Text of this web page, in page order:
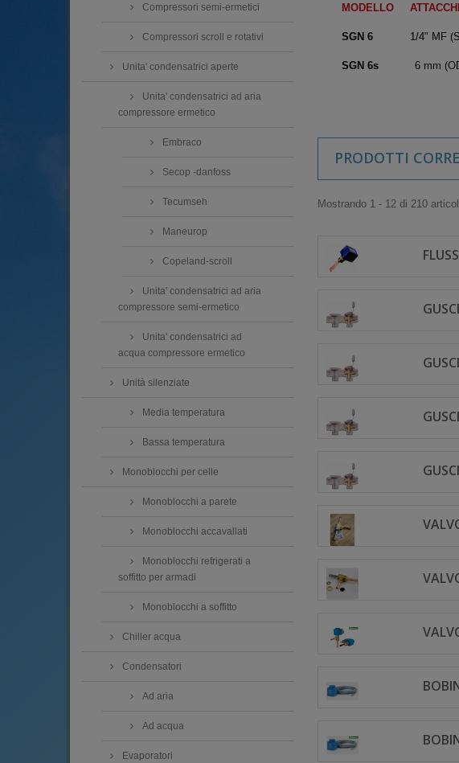
Compressori semi-ermetici
Compressori scroll e rotativi
Unita' condensatrici aperte
Unita' condensatrici ad aria
compressore ermetico
Embraco
Secop -danfoss
Tecumseh
Maneurop
Copeland-scroll
Unita' condensatrici ad aria
compressore semi-ermetico
Unita' condensatrici ad
acqua compressore ermetico
Unità silenziate
Media temperatura
Bassa temperatura
Monoblocchi per celle
Monoblocchi a parete
Monoblocchi accavallati
Monoblocchi refrigerati a
soffitto per armadi
Monoblocchi a soffitto
Chiller acqua
Condensatori
Ad aria
Ad acqua
Evaporatori
MODELLO ATTACCHI
SGN 6 1/4" MF
SGN 6s 6 mm
PRODOTTI
Mostrando 1 - 12 di 210